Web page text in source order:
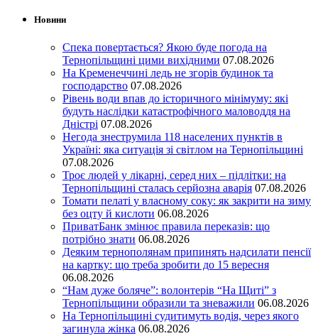
Новини
Спека повертається? Якою буде погода на
Тернопільщині цими вихідними 07.08.2026
На Кременеччині ледь не згорів будинок та
господарство 07.08.2026
Рівень води впав до історичного мінімуму: які
будуть наслідки катастрофічного маловоддя на
Дністрі 07.08.2026
Негода знеструмила 118 населених пунктів в
Україні: яка ситуація зі світлом на Тернопільщині
07.08.2026
Троє людей у лікарні, серед них – підлітки: на
Тернопільщині сталась серйозна аварія 07.08.2026
Томати пелаті у власному соку: як закрити на зиму
без оцту й кислоти 06.08.2026
ПриватБанк змінює правила переказів: що
потрібно знати 06.08.2026
Деяким тернополянам припинять надсилати пенсії
на картку: що треба зробити до 15 вересня
06.08.2026
“Нам дуже боляче”: волонтерів “На Щиті” з
Тернопільщини образили та зневажили 06.08.2026
На Тернопільщині судитимуть водія, через якого
загинула жінка 06.08.2026